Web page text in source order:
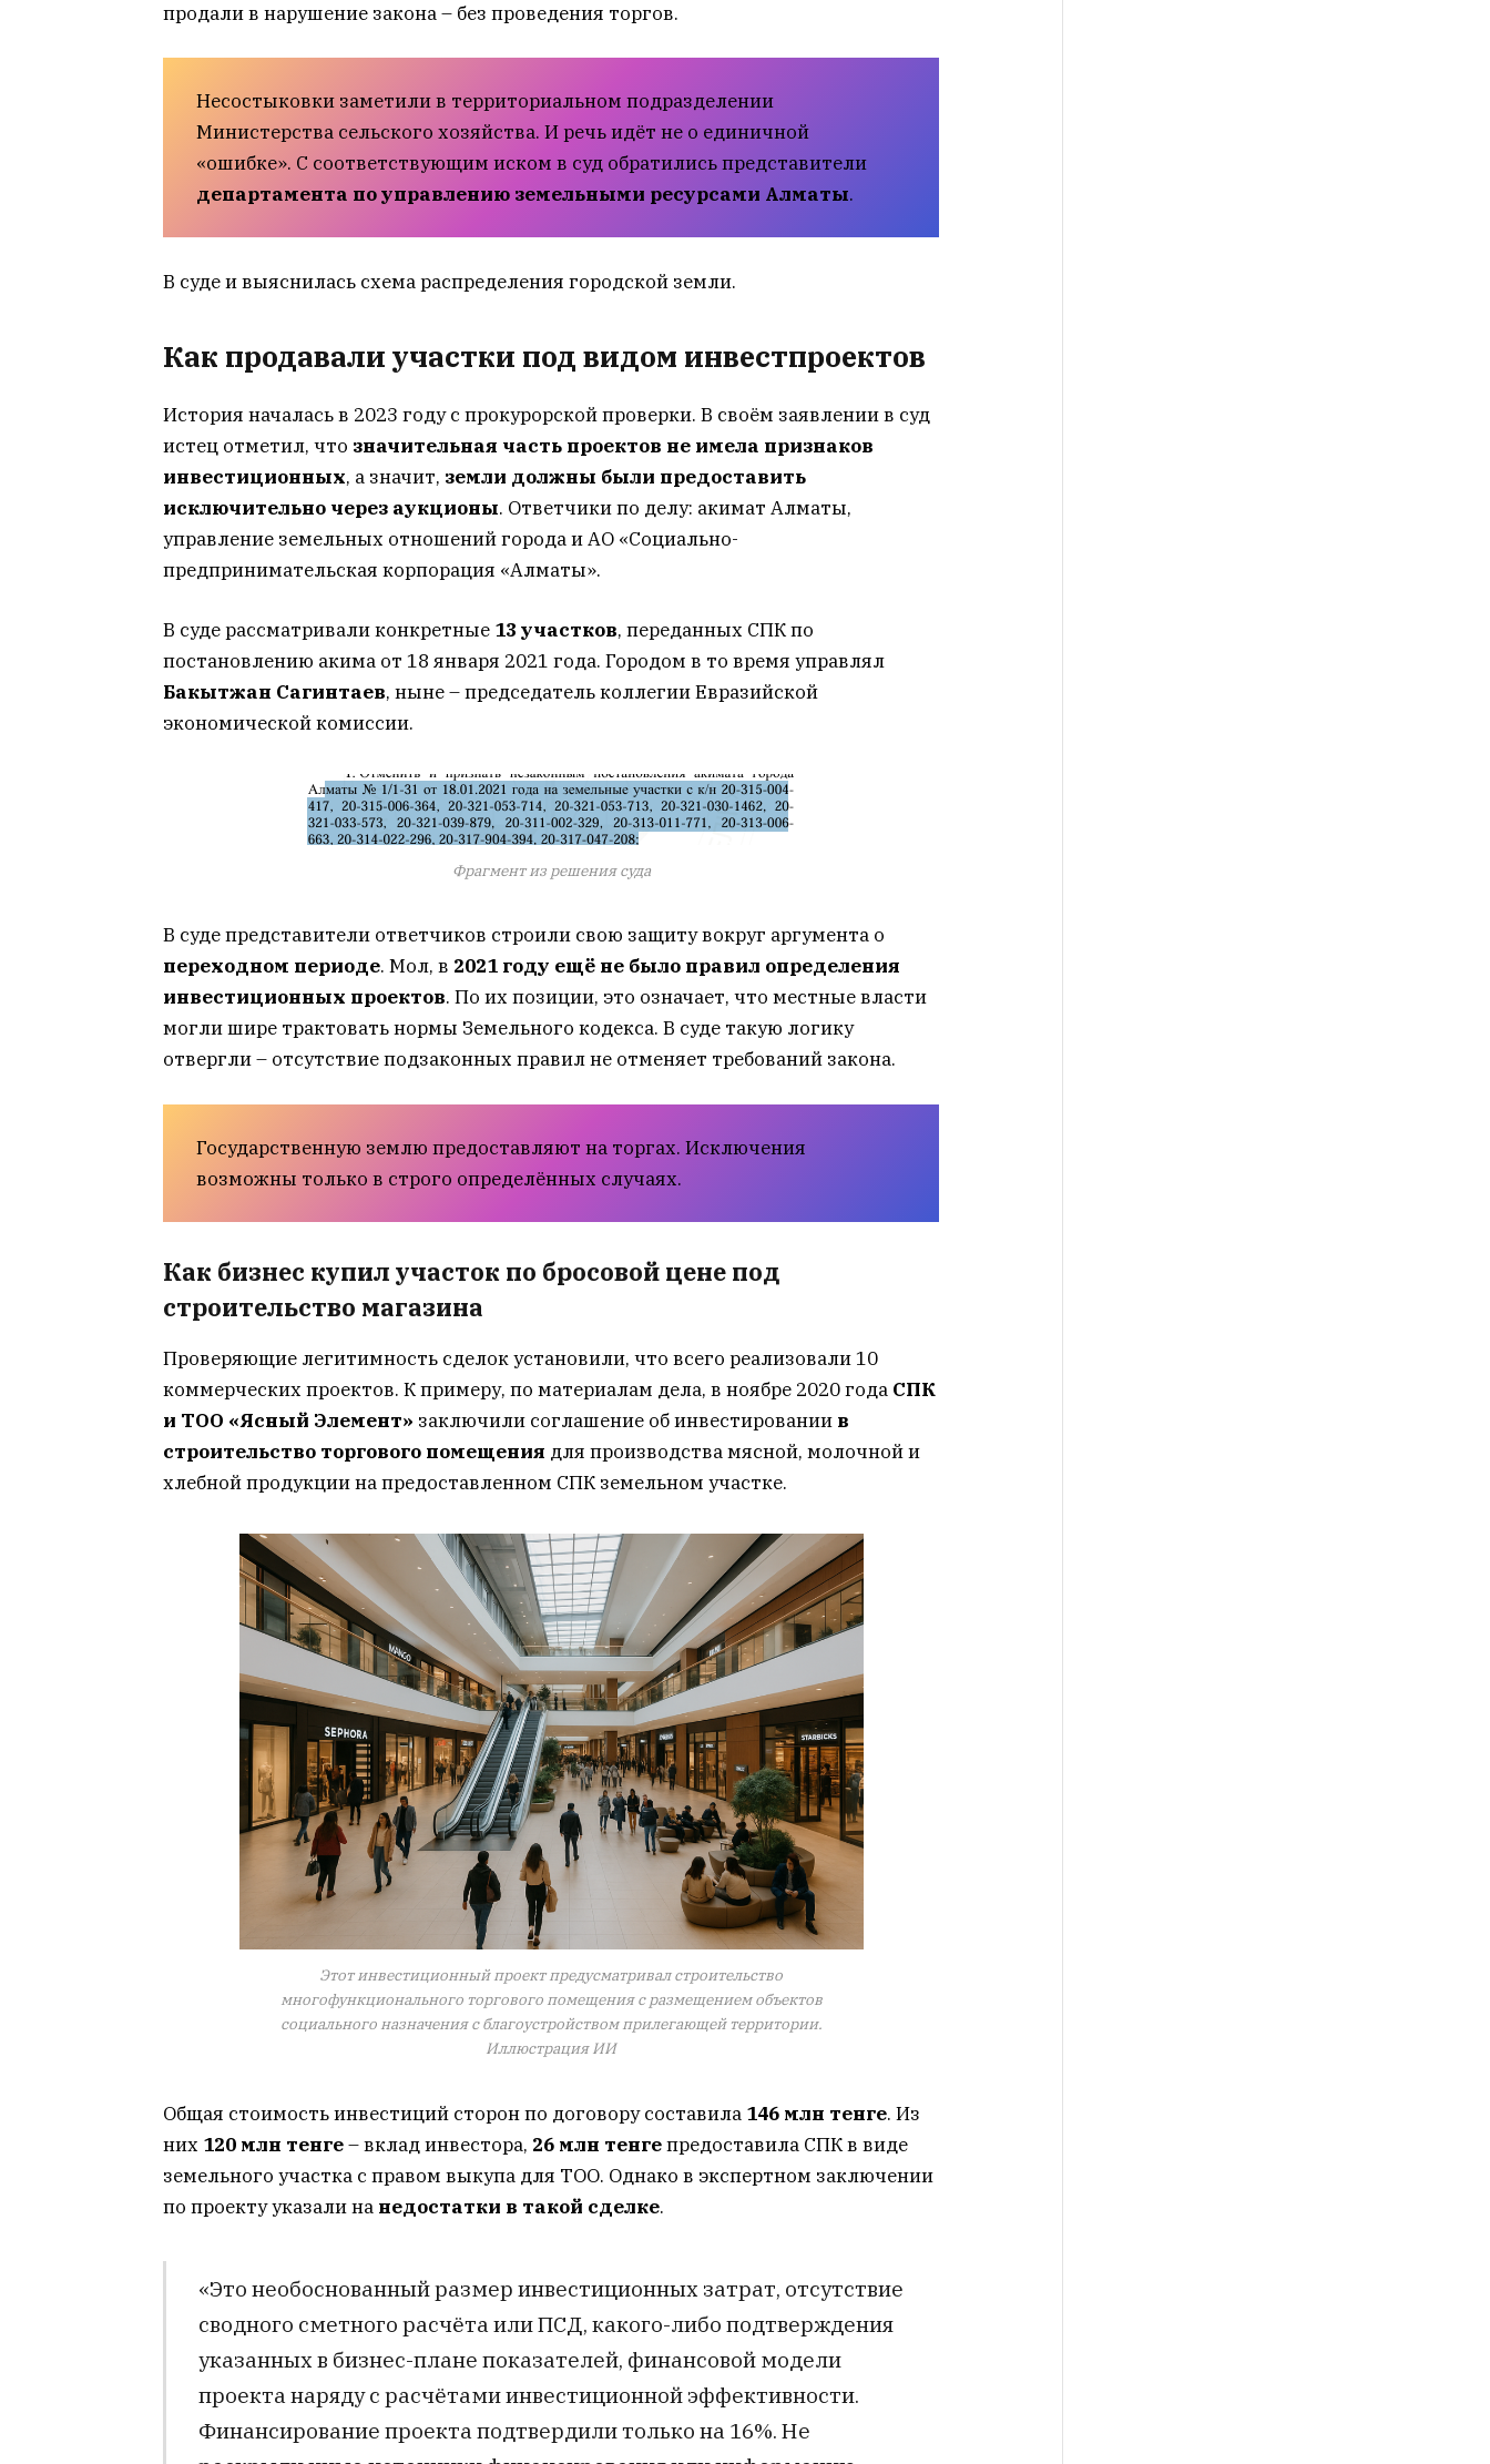
продали в нарушение закона – без проведения торгов.
Несостыковки заметили в территориальном подразделении
Министерства сельского хозяйства. И речь идёт не о единичной
«ошибке». С соответствующим иском в суд обратились представители
департамента по управлению земельными ресурсами Алматы.
В суде и выяснилась схема распределения городской земли.
Как продавали участки под видом инвестпроектов
История началась в 2023 году с прокурорской проверки. В своём заявлении в суд
истец отметил, что значительная часть проектов не имела признаков
инвестиционных, а значит, земли должны были предоставить
исключительно через аукционы. Ответчики по делу: акимат Алматы,
управление земельных отношений города и АО «Социально-
предпринимательская корпорация «Алматы».
В суде рассматривали конкретные 13 участков, переданных СПК по
постановлению акима от 18 января 2021 года. Городом в то время управлял
Бакытжан Сагинтаев, ныне – председатель коллегии Евразийской
экономической комиссии.
Фрагмент из решения суда
В суде представители ответчиков строили свою защиту вокруг аргумента о
переходном периоде. Мол, в 2021 году ещё не было правил определения
инвестиционных проектов. По их позиции, это означает, что местные власти
могли шире трактовать нормы Земельного кодекса. В суде такую логику
отвергли – отсутствие подзаконных правил не отменяет требований закона.
Государственную землю предоставляют на торгах. Исключения
возможны только в строго определённых случаях.
Как бизнес купил участок по бросовой цене под
строительство магазина
Проверяющие легитимность сделок установили, что всего реализовали 10
коммерческих проектов. К примеру, по материалам дела, в ноябре 2020 года СПК
и ТОО «Ясный Элемент» заключили соглашение об инвестировании в
строительство торгового помещения для производства мясной, молочной и
хлебной продукции на предоставленном СПК земельном участке.
Этот инвестиционный проект предусматривал строительство
многофункционального торгового помещения с размещением объектов
социального назначения с благоустройством прилегающей территории.
Иллюстрация ИИ
Общая стоимость инвестиций сторон по договору составила 146 млн тенге. Из
них 120 млн тенге– вклад инвестора, 26 млн тенгепредоставила СПК в виде
земельного участка с правом выкупа для ТОО. Однако в экспертном заключении
по проекту указали на недостатки в такой сделке.
«Это необоснованный размер инвестиционных затрат, отсутствие
сводного сметного расчёта или ПСД, какого-либо подтверждения
указанных в бизнес-плане показателей, финансовой модели
проекта наряду с расчётами инвестиционной эффективности.
Финансирование проекта подтвердили только на 16%. Не